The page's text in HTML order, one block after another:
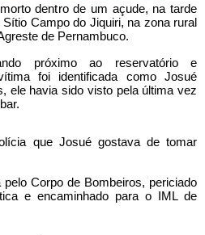
dentro de um açude, na tarde
Campo do Jiquiri, na zona rural
de Pernambuco.
próximo ao reservatório e
foi identificada como Josué
ele havia sido visto pela última vez
que Josué gostava de tomar
Corpo de Bombeiros, periciado
e encaminhado para o IML de